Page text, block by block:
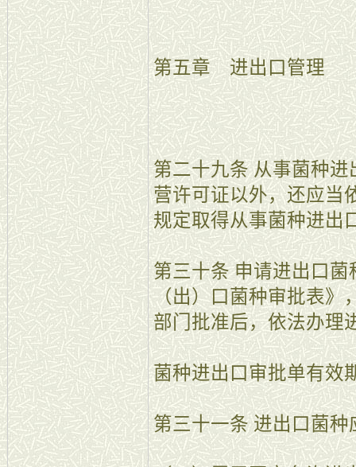
第五章 进出口管理
第二十九条 从事菌种
营许可证以外，还应当
规定取得从事菌种进出
第三十条 申请进出口
（出）口菌种审批表》
部门批准后，依法办理
菌种进出口审批单有效
第三十一条 进出口菌